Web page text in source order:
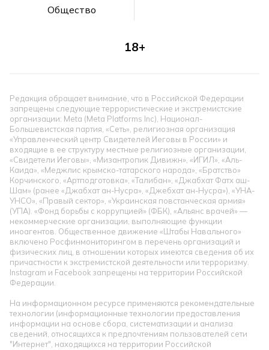
Общество
18+
Редакция обращает внимание, что в Российской Федерации
запрещены следующие террористические и экстремистские
организации: Meta (Meta Platforms Inc), Национал-
Большевистская партия, «Сеть», религиозная организация
«Управленческий центр Свидетелей Иеговы в России» и
входящие в ее структуру местные религиозные организации,
«Свидетели Иеговы», «Мизантропик Дивижн», «ИГИЛ», «Аль-
Каида», «Меджлис крымско-татарского народа», «Братство»
Корчинского, «Артподготовка», «Талибан», «Джабхат Фатх аш-
Шам» (ранее «Джабхат ан-Нусра», «Джебхат ан-Нусра»), «УНА-
УНСО», «Правый сектор», «Украинская повстанческая армия»
(УПА). «Фонд борьбы с коррупцией» (ФБК), «Альянс врачей» —
некоммерческие организации, выполняющие функции
иноагентов. Общественное движение «Штабы Навального»
включено Росфинмониторингом в перечень организаций и
физических лиц, в отношении которых имеются сведения об их
причастности к экстремистской деятельности или терроризму.
Instagram и Facebook запрещены на территории Российской
Федерации.
На информационном ресурсе применяются рекомендательные
технологии (информационные технологии предоставления
информации на основе сбора, систематизации и анализа
сведений, относящихся к предпочтениям пользователей сети
"Интернет", находящихся на территории Российской